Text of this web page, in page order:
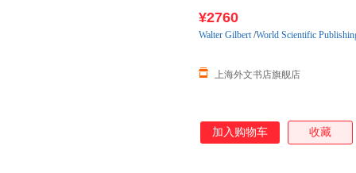
¥2760
上海外文书店旗舰店
Walter Gilbert/World Scientific
加入购物车 收藏